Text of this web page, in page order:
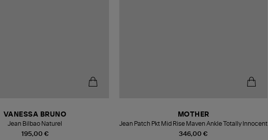
195,00 €
VANESSA BRUNO
Jean Bilbao Naturel
346,00 €
MOTHER
Jean Patch Pkt Mid Rise Maven Ankle Totally Innocent